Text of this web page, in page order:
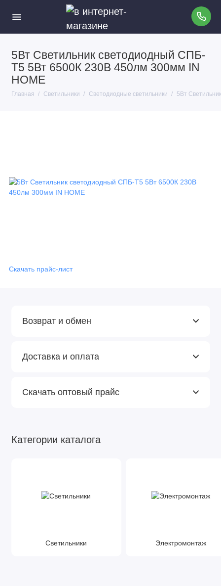
5Вт Светильник светодиодный СПБ-
Т5 5Вт 6500К 230В 450лм 300мм IN
HOME
Главная Светильники Светодиодные светильники 5Вт
Скачать прайс-лист
Возврат и обмен
Доставка и оплата
Скачать оптовый прайс
Категории каталога
Светильники Электромонтаж